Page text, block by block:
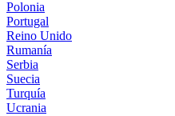
Polonia
Portugal
Reino Unido
Rumanía
Serbia
Suecia
Turquía
Ucrania